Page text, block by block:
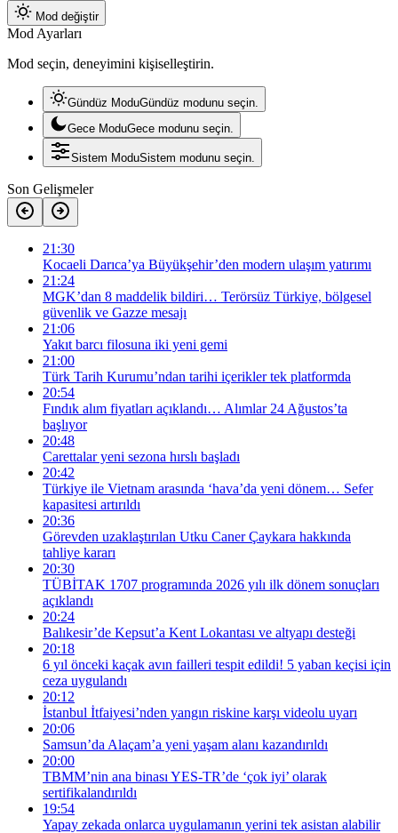
Mod değiştir
Mod Ayarları
Mod seçin, deneyimini kişiselleştirin.
Gündüz ModuGündüz modunu seçin.
Gece ModuGece modunu seçin.
Sistem ModuSistem modunu seçin.
Son Gelişmeler
21:30
Kocaeli Darıca’ya Büyükşehir’den modern ulaşım yatırımı
21:24
MGK’dan 8 maddelik bildiri… Terörsüz Türkiye, bölgesel
güvenlik ve Gazze mesajı
21:06
Yakıt barcı filosuna iki yeni gemi
21:00
Türk Tarih Kurumu’ndan tarihi içerikler tek platformda
20:54
Fındık alım fiyatları açıklandı… Alımlar 24 Ağustos’ta
başlıyor
20:48
Carettalar yeni sezona hırslı başladı
20:42
Türkiye ile Vietnam arasında ‘hava’da yeni dönem… Sefer
kapasitesi artırıldı
20:36
Görevden uzaklaştırılan Utku Caner Çaykara hakkında
tahliye kararı
20:30
TÜBİTAK 1707 programında 2026 yılı ilk dönem sonuçları
açıklandı
20:24
Balıkesir’de Kepsut’a Kent Lokantası ve altyapı desteği
20:18
6 yıl önceki kaçak avın failleri tespit edildi! 5 yaban keçisi için
ceza uygulandı
20:12
İstanbul İtfaiyesi’nden yangın riskine karşı videolu uyarı
20:06
Samsun’da Alaçam’a yeni yaşam alanı kazandırıldı
20:00
TBMM’nin ana binası YES-TR’de ‘çok iyi’ olarak
sertifikalandırıldı
19:54
Yapay zekada onlarca uygulamanın yerini tek asistan alabilir